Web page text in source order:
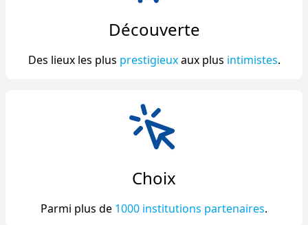
Découverte
Des lieux les plus prestigieuxaux plus intimistes.
Choix
Parmi plus de 1000 institutions partenaires.